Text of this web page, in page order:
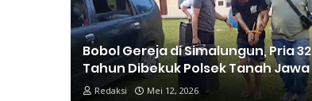
Bobol Gereja di Simalungun, Pria 32
Tahun Dibekuk Polsek Tanah Jawa
Redaksi Mei 12, 2026